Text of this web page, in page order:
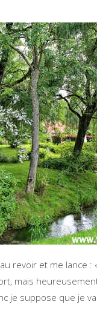
revoir et me lance :
mais
je suppose que je